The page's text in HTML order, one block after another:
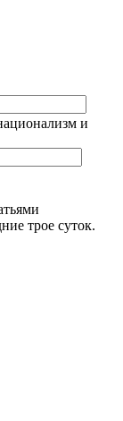
и
трое суток.